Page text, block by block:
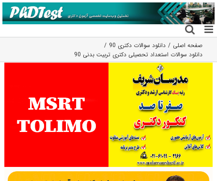
رفتن
به
محتوا
صفحه اصلی
دانلود سوالات دکتری 90
دانلود سوالات استعداد تحصیلی دکتری تربیت بدنی 90